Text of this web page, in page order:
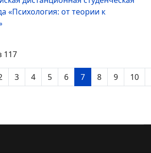
«Психология: от теории к
117
3 4 5 6 7 8 9 10